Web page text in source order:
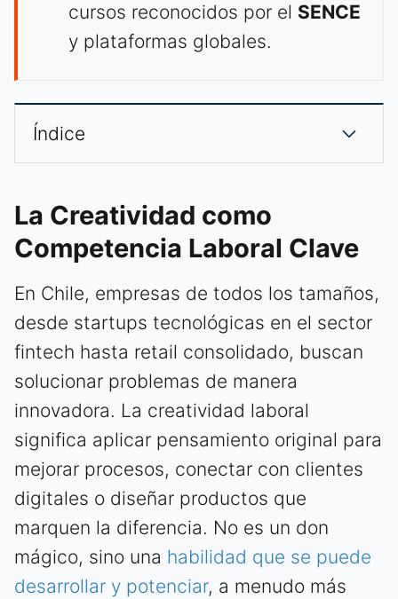
cursos reconocidos por el SENCE
y plataformas globales.
Índice
La Creatividad como
Competencia Laboral Clave
En Chile, empresas de todos los tamaños,
desde startups tecnológicas en el sector
fintech hasta retail consolidado, buscan
solucionar problemas de manera
innovadora. La creatividad laboral
significa aplicar pensamiento original para
mejorar procesos, conectar con clientes
digitales o diseñar productos que
marquen la diferencia. No es un don
mágico, sino una habilidad que se puede
desarrollar y potenciar, a menudo más